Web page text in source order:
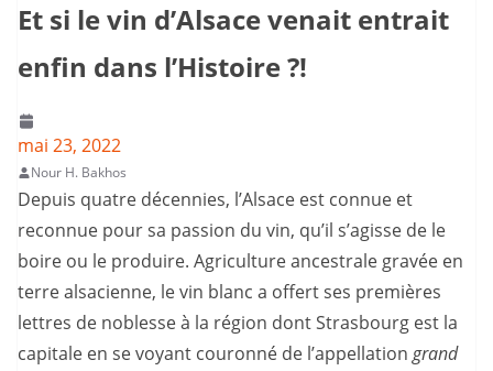
Et si le vin d’Alsace venait entrait
enfin dans l’Histoire ?!
mai 23, 2022
Nour H. Bakhos
Depuis quatre décennies, l’Alsace est connue et
reconnue pour sa passion du vin, qu’il s’agisse de le
boire ou le produire. Agriculture ancestrale gravée en
terre alsacienne, le vin blanc a offert ses premières
lettres de noblesse à la région dont Strasbourg est la
capitale en se voyant couronné de l’appellation grand